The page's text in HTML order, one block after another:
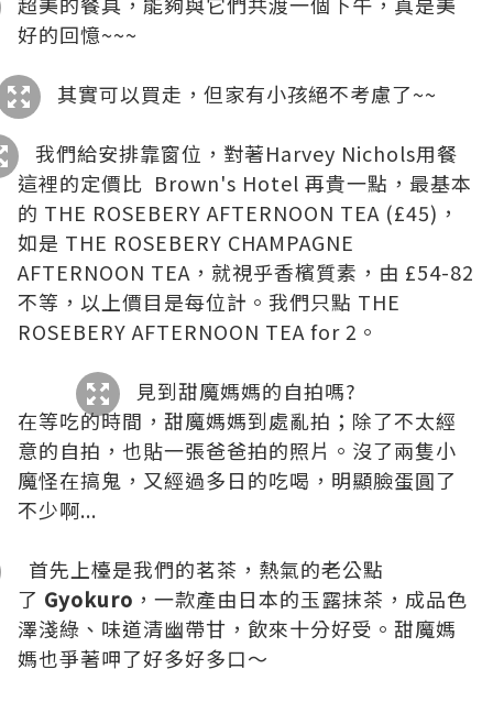
好的回憶~~~
其實可以買走，但家有小孩絕不考慮了~~
我們給安排靠窗位，對著Harvey Nichols用餐
這裡的定價比 Brown's Hotel 再貴一點，最基本
的 THE ROSEBERY AFTERNOON TEA (£45)，
如是 THE ROSEBERY CHAMPAGNE
AFTERNOON TEA，就視乎香檳質素，由 £54-82
不等，以上價目是每位計。我們只點 THE
ROSEBERY AFTERNOON TEA for 2。
見到甜魔媽媽的自拍嗎?
在等吃的時間，甜魔媽媽到處亂拍；除了不太經
意的自拍，也貼一張爸爸拍的照片。沒了兩隻小
魔怪在搞鬼，又經過多日的吃喝，明顯臉蛋圓了
不少啊...
首先上檯是我們的茗茶，熱氣的老公點
了 Gyokuro ，一款產由日本的玉露抹茶，成品色
澤淺綠、味道清幽帶甘，飲來十分好受。甜魔媽
媽也爭著呷了好多好多口～